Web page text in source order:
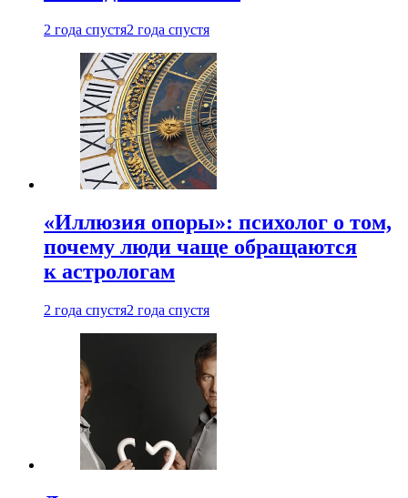
2 года спустя2 года спустя
«Иллюзия опоры»: психолог о том,
почему люди чаще обращаются
к астрологам
2 года спустя2 года спустя